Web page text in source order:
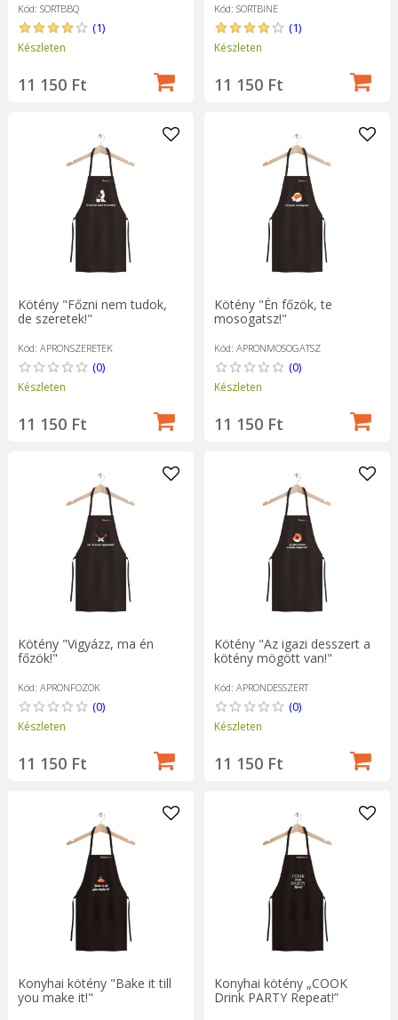
Kód: SORTBBQ
(1)
Készleten
11 150 Ft
Kód: SORTBINE
(1)
Készleten
11 150 Ft
Kötény "Főzni nem tudok,
de szeretek!"
Kód: APRONSZERETEK
(0)
Készleten
11 150 Ft
Kötény "Én főzök, te
mosogatsz!"
Kód: APRONMOSOGATSZ
(0)
Készleten
11 150 Ft
Kötény "Vigyázz, ma én
főzök!"
Kód: APRONFOZOK
(0)
Készleten
11 150 Ft
Kötény "Az igazi desszert a
kötény mögött van!"
Kód: APRONDESSZERT
(0)
Készleten
11 150 Ft
Konyhai kötény "Bake it till
you make it!"
Konyhai kötény „COOK
Drink PARTY Repeat!”